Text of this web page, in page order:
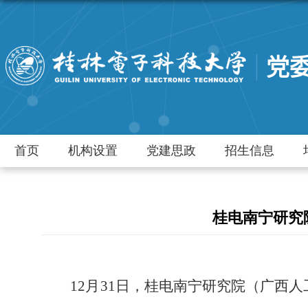
党
首页 机构设置 党建思政 招生信息
桂电南宁研
12月 31 日，桂电南宁研究院（广西